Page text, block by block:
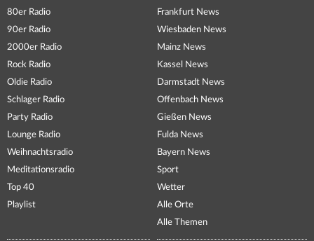
80er Radio
90er Radio
2000er Radio
Rock Radio
Oldie Radio
Schlager Radio
Party Radio
Lounge Radio
Weihnachtsradio
Meditationsradio
Top 40
Playlist
Frankfurt News
Wiesbaden News
Mainz News
Kassel News
Darmstadt News
Offenbach News
Gießen News
Fulda News
Bayern News
Sport
Wetter
Alle Orte
Alle Themen